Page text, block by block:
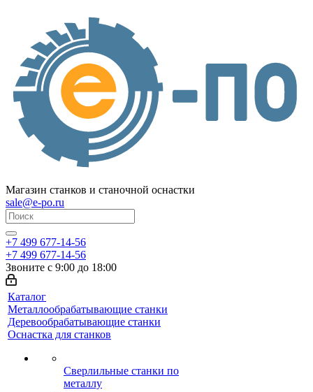
Магазин станков и станочной оснастки
sale@e-po.ru
+7 499 677-14-56
+7 499 677-14-56
Звоните с 9:00 до 18:00
Каталог
Металлообрабатывающие станки
Деревообрабатывающие станки
Оснастка для станков
Сверлильные станки по
металлу